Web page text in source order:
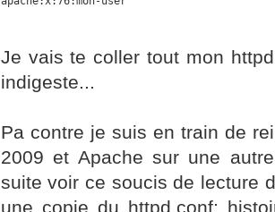
Je vais te coller tout mon
indigeste...
Pa contre je suis en train de
2009 et Apache sur une
suite voir ce soucis de lecture
une copie du httpd.conf;